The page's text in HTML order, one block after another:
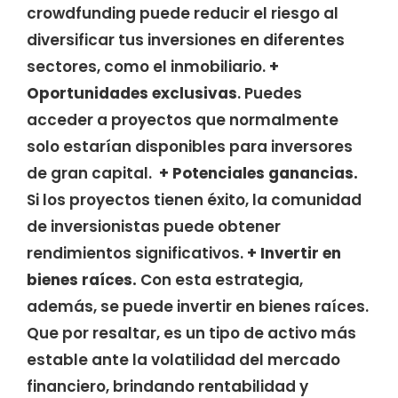
crowdfunding puede reducir el riesgo al
diversificar tus inversiones en diferentes
sectores, como el inmobiliario. +
Oportunidades exclusivas. Puedes
acceder a proyectos que normalmente
solo estarían disponibles para inversores
de gran capital. + Potenciales ganancias.
Si los proyectos tienen éxito, la comunidad
de inversionistas puede obtener
rendimientos significativos. + Invertir en
bienes raíces. Con esta estrategia,
además, se puede invertir en bienes raíces.
Que por resaltar, es un tipo de activo más
estable ante la volatilidad del mercado
financiero, brindando rentabilidad y